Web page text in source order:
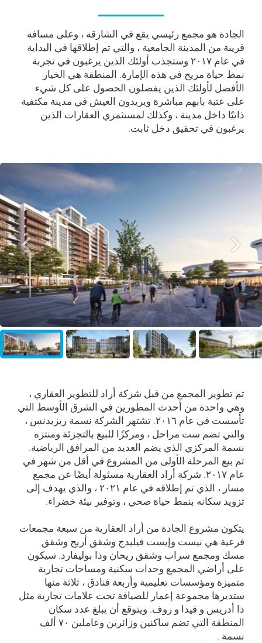
الجادة هو مجمع رئيسي يقع في الشارقة ، وعلى مسافة
قريبة من المدينة الجامعية ، والتي تم إطلاقها في البداية
في عام ۲۰۱۷ وستجذب أولئك الذين يرغبون في تجربة
نمط حياة مريح في هذه الإمارة. المنطقة هي الخيار
الأفضل لأولئك الذين يفضلون الحصول على كل شيء
على عتبة بابهم مباشرة ويريدون العيش في مدينة مكتفية
ذاتيًا داخل مدينة ، وكذلك لمستثمري العقارات الذين
يرغبون في تحقيق دخل ثابت.
تم تطوير المجمع من قبل شركة أراد للتطوير العقاري ،
وهي واحدة من أحدث المطورين في الشرق الأوسط التي
تأسست في عام ۲۰۱٦. تشتهر الشركة نسمة ريزيدنس ،
والتي تضم ست مراحل ، ومركزًا للبيع بالتجزئة ومنتزه
نسمة المركزي الذي يضم العديد من المرافق الرياضية.
تم بيع المرحلة الأولى من المشروع في أقل من شهر في
عام ۲۰۱۷. شركة أراد العقارية مسئولة أيضًا عن مجمع
مسار ، الذي تم إطلاقه في عام ۲۰۲۱ ، والذي يهدف إلى
تزويد سكانه بنمط حياة صحي ، وتوفير بيئة خضراء.
يتكون مشروع الجادة من أراد العقارية من سبعة مجمعات
فرعية هي نيست وإيست فيليدج وشقق أريج وشقق
مسك ومجمع سراب وشقق ريحان وذا بوليفارد. سيكون
على أراضي المجمع وحدات سكنية ومساحات تجارية
متميزة ومؤسسات تعليمية وأربعة فنادق ، ثلاثة منها
ستديرها مجموعة إعمار للضيافة تحت علامات تجارية مثل
ذا أدريس و فيدا و روف. ويتوقع أن يبلغ عدد سكان
المنطقة التي تضم ساكنين وزائرين وعاملين ۷۰ ألف
نسمة .